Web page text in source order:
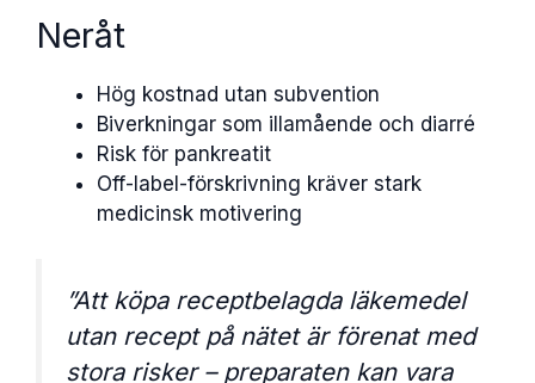
Neråt
Hög kostnad utan subvention
Biverkningar som illamående och diarré
Risk för pankreatit
Off-label-förskrivning kräver stark
medicinsk motivering
”Att köpa receptbelagda läkemedel
utan recept på nätet är förenat med
stora risker – preparaten kan vara